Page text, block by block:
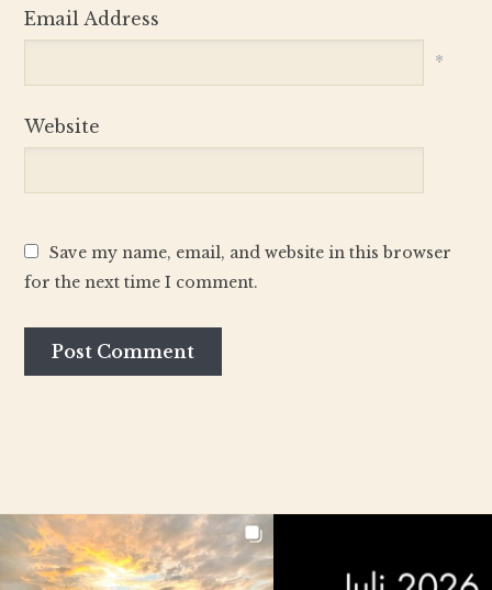
Email Address
*
Website
Save my name, email, and website in this browser
for the next time I comment.